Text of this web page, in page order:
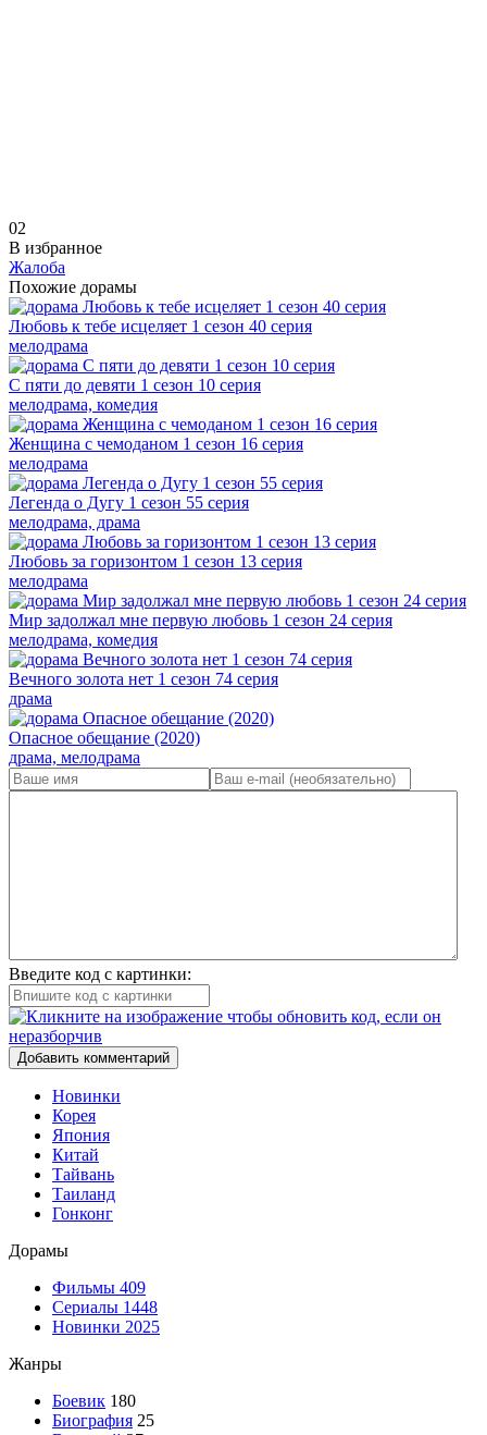
02
В избранное
Жалоба
Похожие дорамы
Любовь к тебе исцеляет 1 сезон 40 серия
мелодрама
С пяти до девяти 1 сезон 10 серия
мелодрама, комедия
Женщина с чемоданом 1 сезон 16 серия
мелодрама
Легенда о Дугу 1 сезон 55 серия
мелодрама, драма
Любовь за горизонтом 1 сезон 13 серия
мелодрама
Мир задолжал мне первую любовь 1 сезон 24 серия
мелодрама, комедия
Вечного золота нет 1 сезон 74 серия
драма
Опасное обещание (2020)
драма, мелодрама
Введите код с картинки:
Добавить комментарий
Новинки
Корея
Япония
Китай
Тайвань
Таиланд
Гонконг
Дорамы
Фильмы 409
Сериалы 1448
Новинки 2025
Жанры
Боевик 180
Биография 25